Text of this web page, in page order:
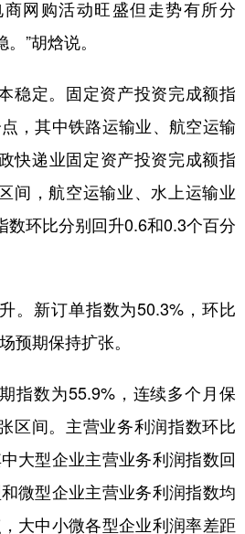
云南 西藏
青海
黑龙江
Français عربى
日本語 한국어
网购活动旺盛但走势有所分
”胡焓说。
定。固定资产投资完成额指
，其中铁路运输业、航空运输
快递业固定资产投资完成额指
间，航空运输业、水上运输业
数环比分别回升0.6和0.3个百分
新订单指数为50.3%，环比
预期保持扩张。
数为55.9%，连续多个月保
区间。主营业务利润指数环比
大型企业主营业务利润指数回
微型企业主营业务利润指数均
大中小微各型企业利润率差距